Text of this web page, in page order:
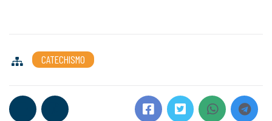
CATECHISMO